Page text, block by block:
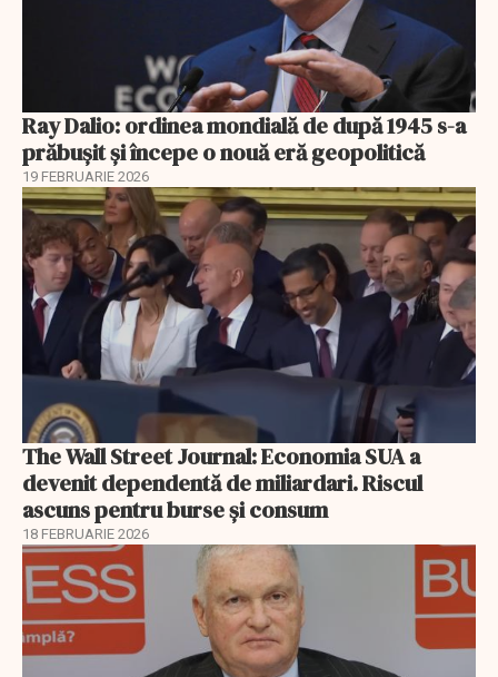
Ray Dalio: ordinea mondială de după 1945 s-a
prăbușit și începe o nouă eră geopolitică
19 FEBRUARIE 2026
The Wall Street Journal: Economia SUA a
devenit dependentă de miliardari. Riscul
ascuns pentru burse și consum
18 FEBRUARIE 2026
EXCLUSIV